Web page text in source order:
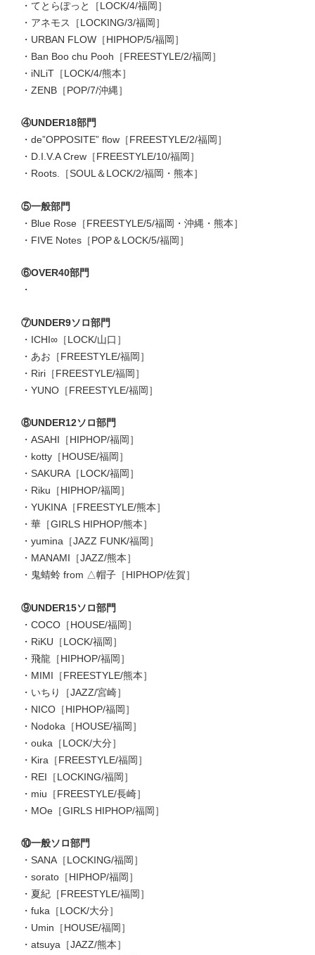
・てとらぽっと［LOCK/4/福岡］
・アネモス［LOCKING/3/福岡］
・URBAN FLOW［HIPHOP/5/福岡］
・Ban Boo chu Pooh［FREESTYLE/2/福岡］
・iNLiT［LOCK/4/熊本］
・ZENB［POP/7/沖縄］
④UNDER18部門
・de”OPPOSITE” flow［FREESTYLE/2/福岡］
・D.I.V.A Crew［FREESTYLE/10/福岡］
・Roots.［SOUL＆LOCK/2/福岡・熊本］
⑤一般部門
・Blue Rose［FREESTYLE/5/福岡・沖縄・熊本］
・FIVE Notes［POP＆LOCK/5/福岡］
⑥OVER40部門
・
⑦UNDER9ソロ部門
・ICHI∞［LOCK/山口］
・あお［FREESTYLE/福岡］
・Riri［FREESTYLE/福岡］
・YUNO［FREESTYLE/福岡］
⑧UNDER12ソロ部門
・ASAHI［HIPHOP/福岡］
・kotty［HOUSE/福岡］
・SAKURA［LOCK/福岡］
・Riku［HIPHOP/福岡］
・YUKINA［FREESTYLE/熊本］
・華［GIRLS HIPHOP/熊本］
・yumina［JAZZ FUNK/福岡］
・MANAMI［JAZZ/熊本］
・鬼蜻蛉 from △帽子［HIPHOP/佐賀］
⑨UNDER15ソロ部門
・COCO［HOUSE/福岡］
・RiKU［LOCK/福岡］
・飛龍［HIPHOP/福岡］
・MIMI［FREESTYLE/熊本］
・いちり［JAZZ/宮崎］
・NICO［HIPHOP/福岡］
・Nodoka［HOUSE/福岡］
・ouka［LOCK/大分］
・Kira［FREESTYLE/福岡］
・REI［LOCKING/福岡］
・miu［FREESTYLE/長崎］
・MOe［GIRLS HIPHOP/福岡］
⑩一般ソロ部門
・SANA［LOCKING/福岡］
・sorato［HIPHOP/福岡］
・夏紀［FREESTYLE/福岡］
・fuka［LOCK/大分］
・Umin［HOUSE/福岡］
・atsuya［JAZZ/熊本］